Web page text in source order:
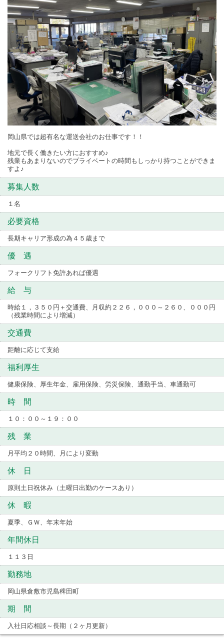
岡山県では超有名な運送会社のお仕事です！！
地元で長く働きたい方におすすめ♪
残業もあまりないのでプライベートの時間もしっかり持つことができま
すよ♪
募集人数
１名
必要資格
長期キャリア形成の為４５歳まで
優 遇
フォークリフト免許あれば優遇
給 与
時給１，３５０円＋交通費、月収約２２６，０００～２６０、０００円
（残業時間により増減）
交通費
距離に応じて支給
福利厚生
健康保険、厚生年金、雇用保険、労災保険、通勤手当、車通勤可
時 間
１０：００～１９：００
残 業
月平均２０時間、月により変動
休 日
原則土日祝休み（土曜日出勤のケースあり）
休 暇
夏季、ＧＷ、年末年始
年間休日
１１３日
勤務地
岡山県倉敷市児島稗田町
期 間
入社日応相談～長期（２ヶ月更新）